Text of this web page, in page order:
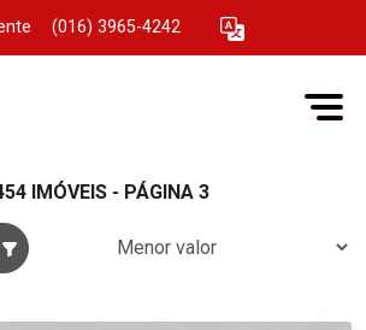
(016) 3965-4242
IMÓVEIS - PÁGINA 3